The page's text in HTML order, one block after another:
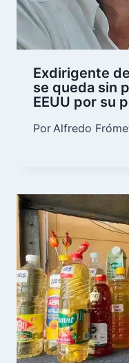
Exdirigente
se queda sin
EEUU por su
PorAlfredo